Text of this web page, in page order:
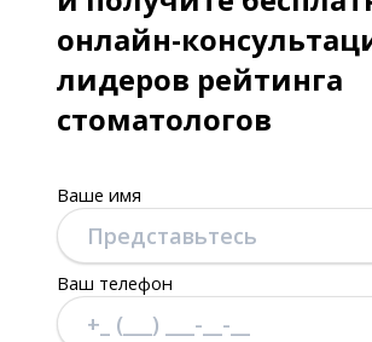
онлайн-
лидеров рейтинга
стоматологов
Ваше имя
Ваш телефон